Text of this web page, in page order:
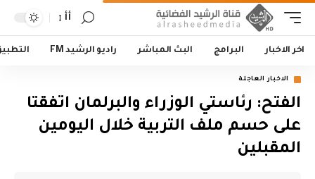
أأ
اخر الاخبار البرامج البث المباشر راديو الرشيد FM
الاخبار العاجلة
الفتح: رئاستي الوزراء والبرلمان اتفقتا
على حسم ملف التربية خلال اليومين
المقبلين